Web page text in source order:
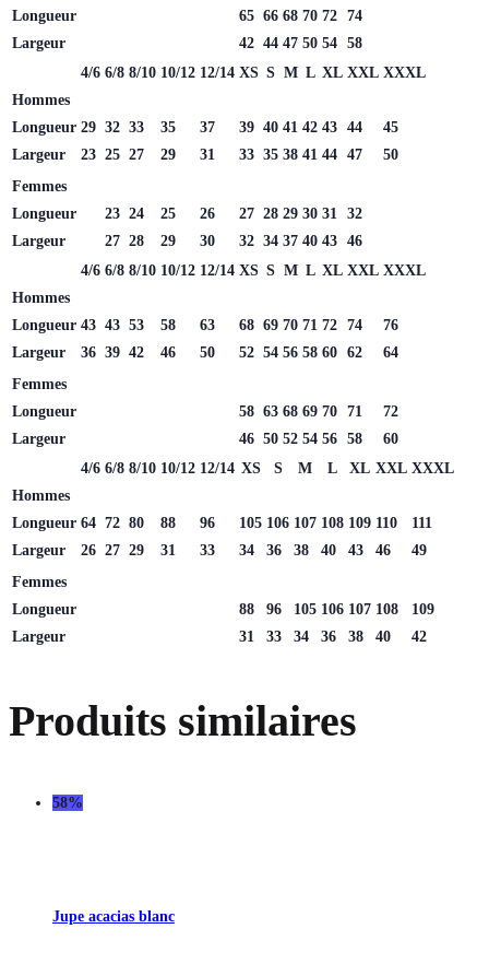
Longueur
65 66 68 70 72 74
Largeur
42 44 47 50 54 58
4/6 6/8 8/10 10/12 12/14 XS S M L XL XXL XXXL
Hommes
Longueur 29 32 33 35 37 39 40 41 42 43 44
45
Largeur
23 25 27 29 31 33 35 38 41 44 47
50
Femmes
Longueur
23 24 25 26 27 28 29 30 31
32
Largeur
27 28 29 30 32 34 37 40 43 46
4/6 6/8 8/10 10/12 12/14 XS S M L XL XXL XXXL
Hommes
Longueur 43 43 53 58 63 68 69 70 71 72 74
76
Largeur
36 39 42 46 50 52 54 56 58 60 62
64
Femmes
Longueur
58 63 68 69 70 71
72
Largeur
46 50 52 54 56 58
60
4/6 6/8 8/10 10/12 12/14 XS S M L XL XXL XXXL
Hommes
Longueur 64 72 80 88 96 105 106 107 108 109 110
111
Largeur
26 27 29 31 33 34 36 38 40 43 46
49
Femmes
Longueur
88 96 105 106 107 108
109
Largeur
31 33 34 36 38 40 42
Produits similaires
58%
Jupe acacias blanc